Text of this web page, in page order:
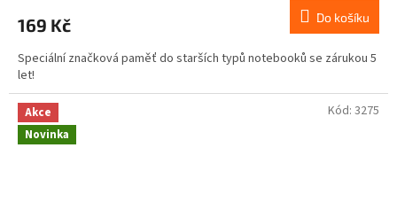
169 Kč Do košíku
Speciální značková paměť do starších typů notebooků se zárukou 5
let!
Akce
Novinka
Kód: 3275